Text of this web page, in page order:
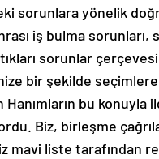
sorunlara yönelik
iş bulma sorunları,
sorunlar
bir şekilde
Hanımların bu
Biz, birleşme
mavi liste tarafından